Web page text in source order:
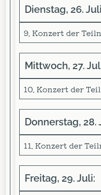
Dienstag, 26.
9. Konzert der
Mittwoch, 27.
10. Konzert der
Donnerstag, 28.
11. Konzert der
Freitag, 29. Juli: